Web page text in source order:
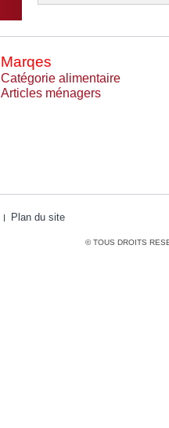
Marqes
Catégorie alimentaire
Articles ménagers
Plan du site
© TOUS DROITS